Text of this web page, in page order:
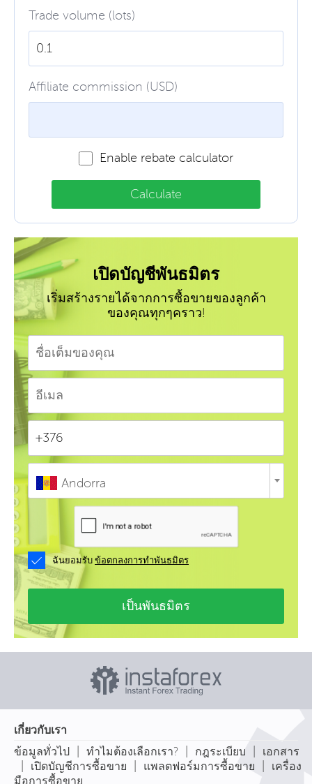
Trade volume (lots)
Affiliate commission (USD)
Enable rebate calculator
Calculate
เปิดบัญชีพันธมิตร
เริ่มสร้างรายได้จากการซื้อขายของลูกค้า
ของคุณทุกๆคราว!
Andorra
ฉันยอมรับ ข้อตกลงการทำพันธมิตร
เป็นพันธมิตร
เกี่ยวกับเรา
ข้อมูลทั่วไป | ทำไมต้องเลือกเรา? | กฎระเบียบ | เอกสาร
| เปิดบัญชีการซื้อขาย | แพลตฟอร์มการซื้อขาย |
เครื่อง
มือการซื้อขาย